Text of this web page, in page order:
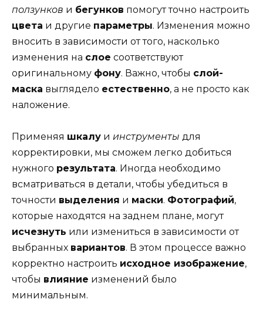
ползунков и бегунков помогут точно настроить
цвета и другие параметры. Изменения можно
вносить в зависимости от того, насколько
изменения на слое соответствуют
оригинальному фону. Важно, чтобы слой-
маска выглядело естественно, а не просто как
наложение.
Применяя шкалу и инструменты для
корректировки, мы сможем легко добиться
нужного результата. Иногда необходимо
всматриваться в детали, чтобы убедиться в
точности выделения и маски. Фотографий,
которые находятся на заднем плане, могут
исчезнуть или измениться в зависимости от
выбранных вариантов. В этом процессе важно
корректно настроить исходное изображение,
чтобы влияние изменений было
минимальным.